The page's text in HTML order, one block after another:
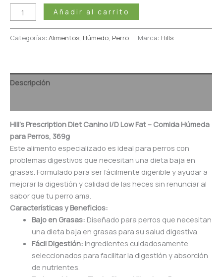
Añadir al carrito
Categorías: Alimentos, Húmedo, Perro Marca: Hills
Descripción
Hill’s Prescription Diet Canino I/D Low Fat – Comida Húmeda
para Perros, 369g
Este alimento especializado es ideal para perros con
problemas digestivos que necesitan una dieta baja en
grasas. Formulado para ser fácilmente digerible y ayudar a
mejorar la digestión y calidad de las heces sin renunciar al
sabor que tu perro ama.
Características y Beneficios:
Bajo en Grasas: Diseñado para perros que necesitan
una dieta baja en grasas para su salud digestiva.
Fácil Digestión: Ingredientes cuidadosamente
seleccionados para facilitar la digestión y absorción
de nutrientes.